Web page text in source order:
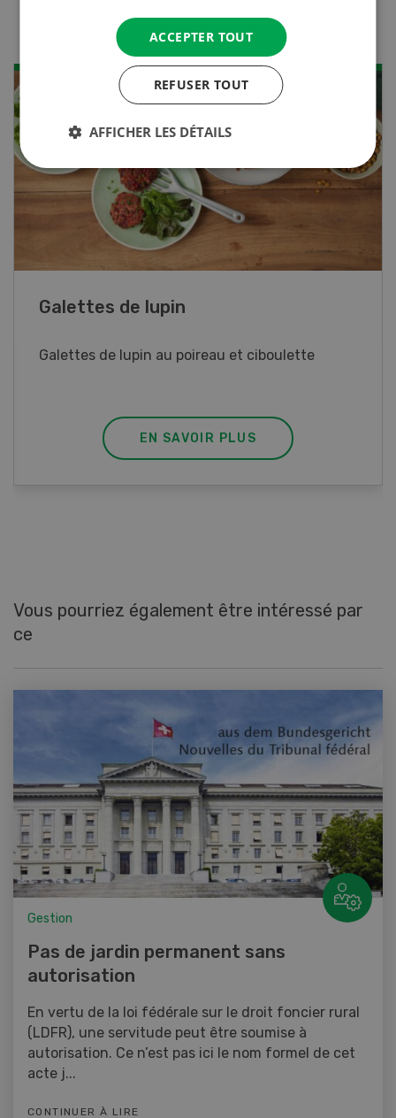
Rouleaux de printemps
Rouleaux de printemps aux poulet
EN SAVOIR PLUS
Vous pourriez également être intéressé par
ce
Gestion
Pas de jardin permanent sans
autorisation
En vertu de la loi fédérale sur le droit foncier rural
(LDFR), une servitude peut être soumise à
autorisation. Ce n’est pas ici le nom formel de cet
acte j...
CONTINUER À LIRE
ACCEPTER TOUT
REFUSER TOUT
AFFICHER LES DÉTAILS